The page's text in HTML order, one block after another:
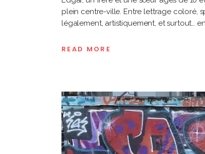
plein centre-ville. Entre lettrage coloré,
légalement, artistiquement, et surtout…
READ MORE